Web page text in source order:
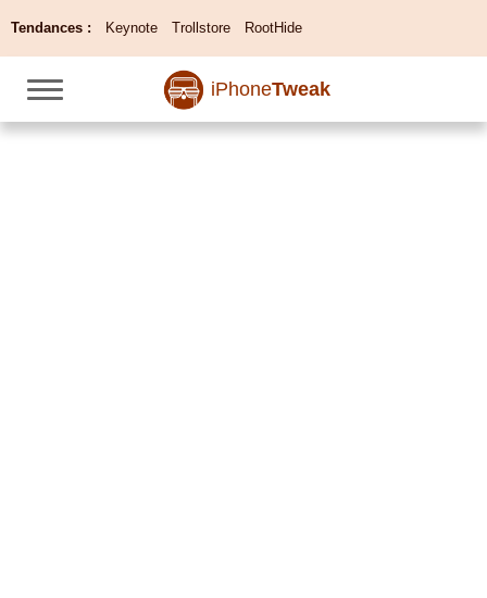
Tendances : Keynote Trollstore RootHide
iPhoneTweak